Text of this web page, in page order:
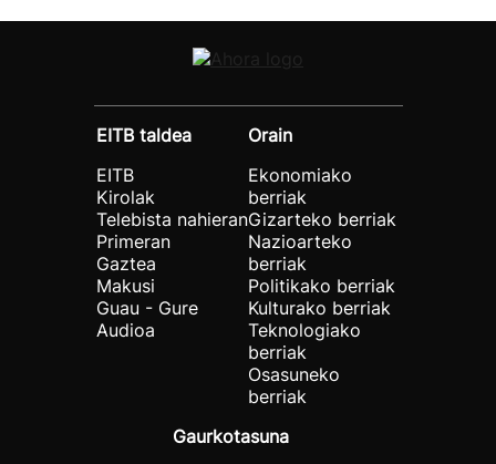
EITB taldea
EITB
Kirolak
Telebista nahieran
Primeran
Gaztea
Makusi
Guau - Gure
Audioa
Orain
Ekonomiako
berriak
Gizarteko berriak
Nazioarteko
berriak
Politikako berriak
Kulturako berriak
Teknologiako
berriak
Osasuneko
berriak
Gaurkotasuna